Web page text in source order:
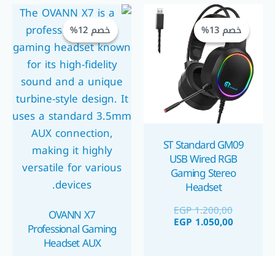
خصم 13%
خصم 13%
ST Standard GM09
USB Wired RGB
Gaming Stereo
Headset
EGP1.200,00
السعر
الأصلي
هو:
EGP 1.200,00.
EGP 1.050,00
السعر
الحالي
هو:
EGP 1.050,00.
خصم 12%
خصم 12%
OVANN X7
Professional Gaming
Headset AUX
السعر
الأصلي
هو:
650,00.
السعر
الحالي
هو:
575,00.